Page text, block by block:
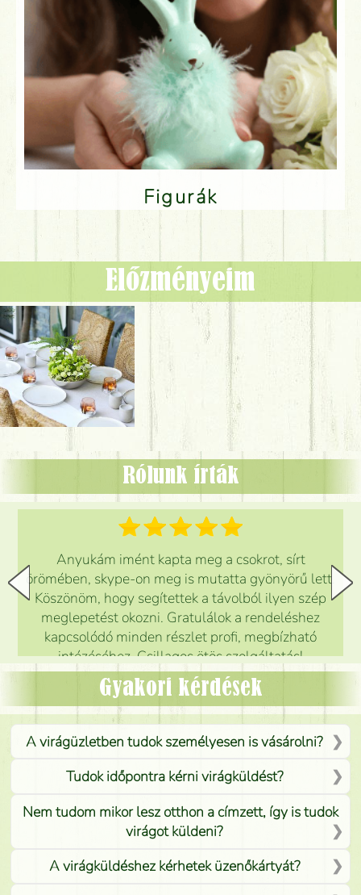
Figurák
Előzményeim
Rólunk írták
Anyukám imént kapta meg a csokrot, sírt
örömében, skype-on meg is mutatta gyönyörű lett.
Köszönöm, hogy segítettek a távolból ilyen szép
meglepetést okozni. Gratulálok a rendeléshez
kapcsolódó minden részlet profi, megbízható
intézéséhez. Csillagos ötös szolgáltatás!
Mónika
Gyakori kérdések
A virágüzletben tudok személyesen is vásárolni?
Tudok időpontra kérni virágküldést?
Nem tudom mikor lesz otthon a címzett, így is tudok
virágot küldeni?
A virágküldéshez kérhetek üzenőkártyát?